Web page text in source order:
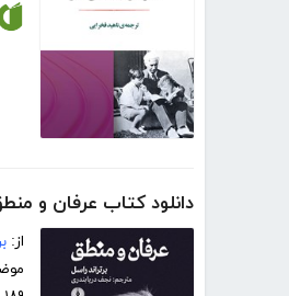
دانلود کتاب عرفان و
از: